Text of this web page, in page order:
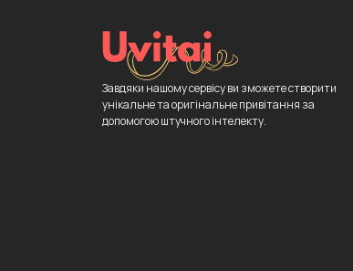
Завдяки нашому сервісу ви зможете створити
унікальне та оригінальне привітання за
допомогою штучного інтелекту.